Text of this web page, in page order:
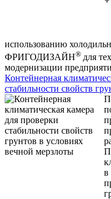
использованию
ФРИГОДИЗАЙН® для
модернизации
Контейнерная
стабильности свойств
в